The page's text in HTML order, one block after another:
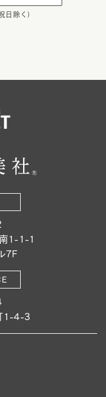
日除く）
南1-1-1
7F
1-4-3